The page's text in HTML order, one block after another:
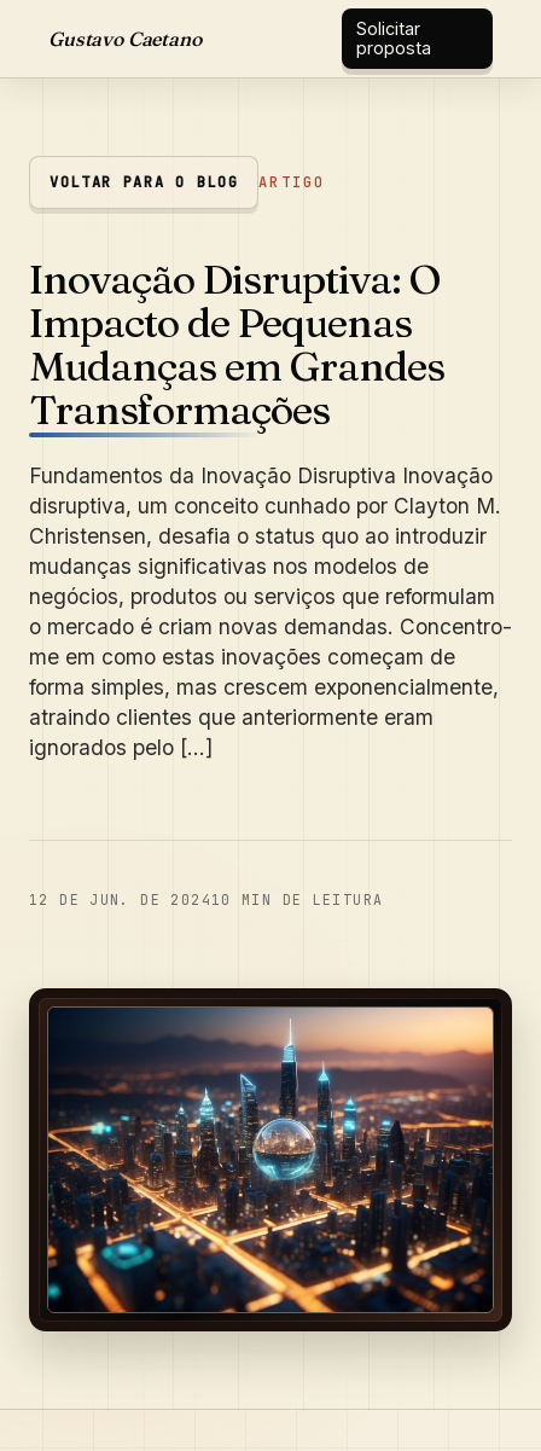
Gustavo Caetano
Solicitar
proposta
VOLTAR PARA O BLOG ARTIGO
Inovação Disruptiva: O
Impacto de Pequenas
Mudanças em Grandes
Transformações
Fundamentos da Inovação Disruptiva Inovação
disruptiva, um conceito cunhado por Clayton M.
Christensen, desafia o status quo ao introduzir
mudanças significativas nos modelos de
negócios, produtos ou serviços que reformulam
o mercado é criam novas demandas. Concentro-
me em como estas inovações começam de
forma simples, mas crescem exponencialmente,
atraindo clientes que anteriormente eram
ignorados pelo [...]
12 DE JUN. DE 2024 10 MIN DE LEITURA